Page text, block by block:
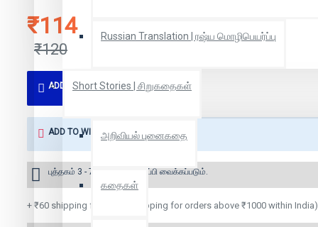
Russian Translation | ரஷ்ய மொழிபெயர்ப்பு
Short Stories | சிறுகதைகள்
அறிவியல் புனைகதை
கதைகள்
₹114
₹120
ADD TO CART
ADD TO WISH LIST
புத்தகம் 3 - 7 நாட்களில் அனுப்பி வைக்கப்படும்.
+ ₹60 shipping fee* (Free shipping for orders above ₹1000 within India)